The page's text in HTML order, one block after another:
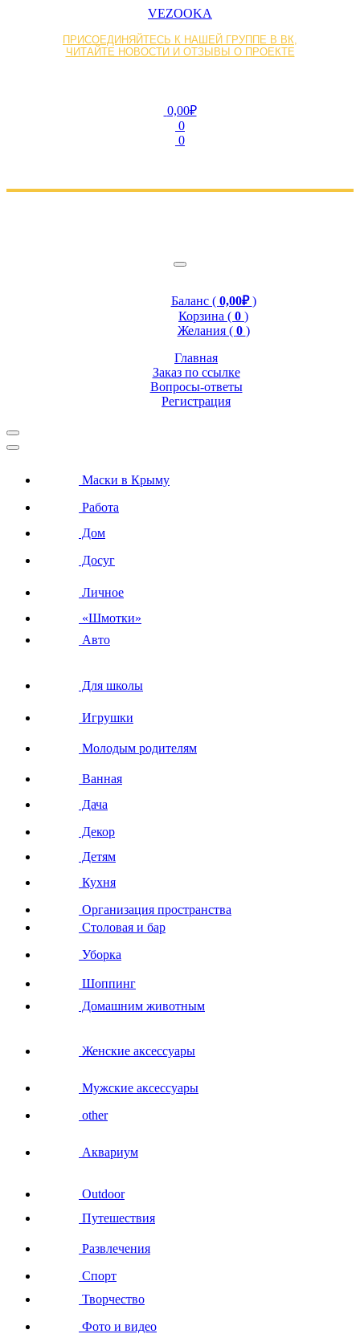
VEZOOKA
ПРИСОЕДИНЯЙТЕСЬ К НАШЕЙ ГРУППЕ В ВК,
ЧИТАЙТЕ НОВОСТИ И ОТЗЫВЫ О ПРОЕКТЕ
0,00₽
0
0
Баланс ( 0,00₽)
Корзина ( 0 )
Желания ( 0 )
Главная
Заказ по ссылке
Вопросы-ответы
Регистрация
Маски в Крыму
Работа
Дом
Досуг
Личное
«Шмотки»
Авто
Для школы
Игрушки
Молодым родителям
Ванная
Дача
Декор
Детям
Кухня
Организация пространства
Столовая и бар
Уборка
Шоппинг
Домашним животным
Женские аксессуары
Мужские аксессуары
other
Аквариум
Outdoor
Путешествия
Развлечения
Спорт
Творчество
Фото и видео